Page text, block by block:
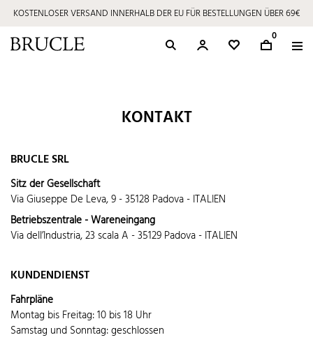
KOSTENLOSER VERSAND INNERHALB DER EU FÜR BESTELLUNGEN ÜBER 69€
0
KONTAKT
BRUCLE SRL
Sitz der Gesellschaft
Via Giuseppe De Leva, 9 - 35128 Padova - ITALIEN
Betriebszentrale - Wareneingang
Via dell’Industria, 23 scala A - 35129 Padova - ITALIEN
KUNDENDIENST
Fahrpläne
Montag bis Freitag: 10 bis 18 Uhr
Samstag und Sonntag: geschlossen